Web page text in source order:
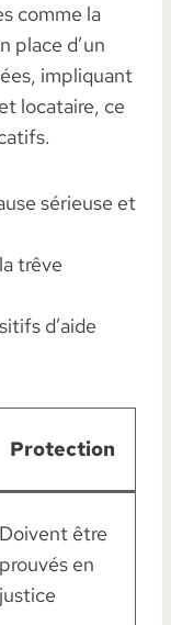
comme la
place d’un
impliquant
locataire, ce
sérieuse et
trêve
d’aide
Protection
Doivent être
prouvés en
justice